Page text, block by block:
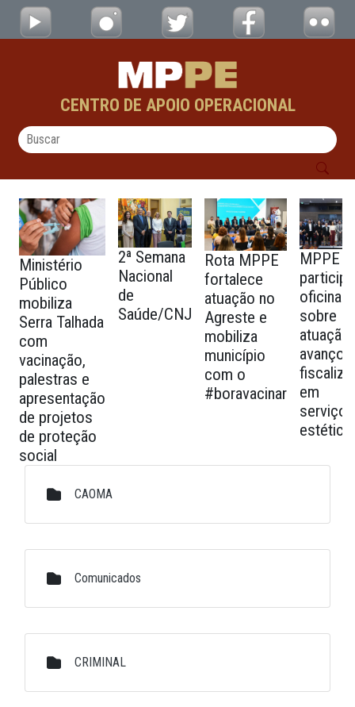
Pular para o Conteúdo principal
Reunião de Monitoramento - CAO Saúde,
CENTRO DE APOIO OPERACIONAL
Ministério
Público
mobiliza
Serra Talhada
com
vacinação,
palestras e
apresentação
de projetos
de proteção
social
2ª Semana
Nacional
de
Saúde/CNJ
Rota MPPE
fortalece
atuação no
Agreste e
mobiliza
município
com o
#boravacinar
MPPE
oficina
sobre
atuação
em
estética
CAOMA
Comunicados
CRIMINAL